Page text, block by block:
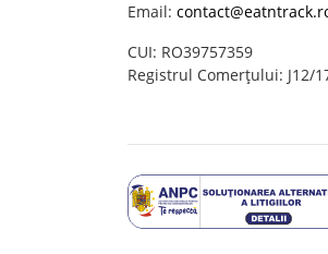
Email:
CUI: RO39757359
Registrul Comerțului: J12/